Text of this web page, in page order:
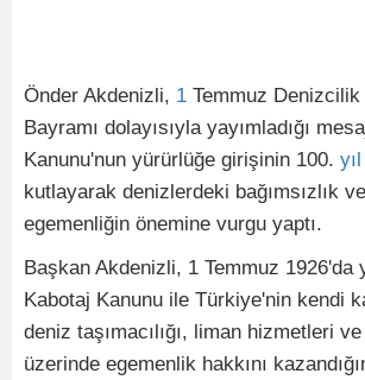
Önder Akdenizli, 1 Temmuz
Bayramı dolayısıyla yayımladığı
Kanunu'nun yürürlüğe girişinin 100. yıl
kutlayarak denizlerdeki bağımsızlık ve
egemenliğin önemine vurgu yaptı.
Başkan Akdenizli, 1 Temmuz 1926'da
Kabotaj Kanunu ile Türkiye'nin kendi
deniz taşımacılığı, liman hizmetleri
üzerinde egemenlik hakkını